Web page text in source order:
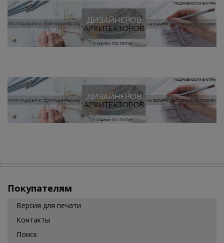
Покупателям
Версия для печати
Контакты
Поиск